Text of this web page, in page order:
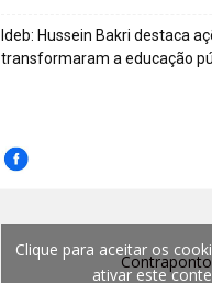
Ideb: Hussein Bakri destaca
transformaram a educação
Contraponto
Clique para aceitar os
ativar este